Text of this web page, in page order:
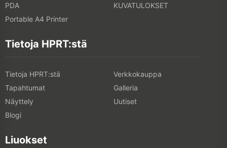
PDA
KUVATULOKSET
Portable A4 Printer
Tietoja HPRT:stä
Tietoja HPRT:stä
Verkkokauppa
Tapahtumat
Galleria
Näyttely
Uutiset
Blogi
Liuokset